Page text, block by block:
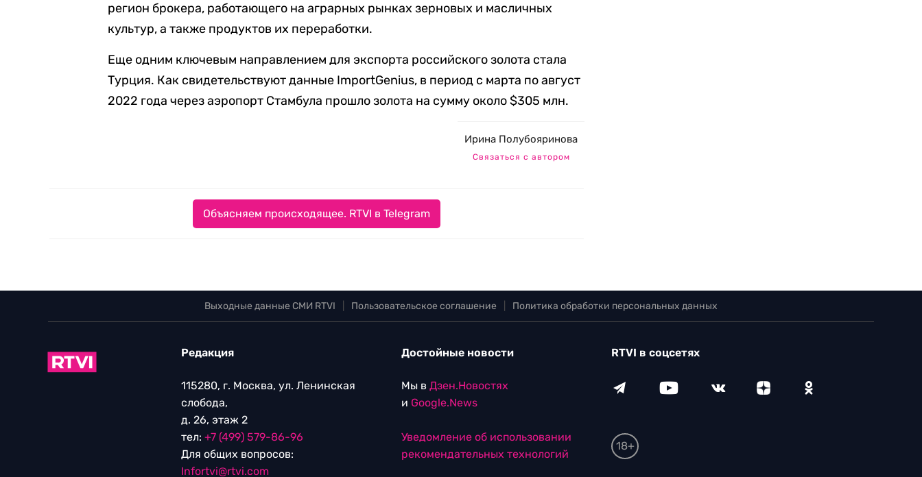
регион брокера, работающего на аграрных рынках зерновых и масличных
культур, а также продуктов их переработки.
Еще одним ключевым направлением для экспорта российского золота стала
Турция. Как свидетельствуют данные ImportGenius, в период с марта по август
2022 года через аэропорт Стамбула прошло золота на сумму около $305 млн.
Ирина Полубояринова
Связаться с автором
Объясняем происходящее. RTVI в Telegram
Выходные данные СМИ RTVI Пользовательское соглашение Политика обработки персональных данных
Редакция
115280, г. Москва, ул. Ленинская
слобода,
д. 26, этаж 2
тел: +7 (499) 579-86-96
Для общих вопросов:
Infortvi@rtvi.com
Достойные новости
Мы в Дзен.Новостях
и Google.News
Уведомление об использовании
рекомендательных технологий
RTVI в соцсетях
18+